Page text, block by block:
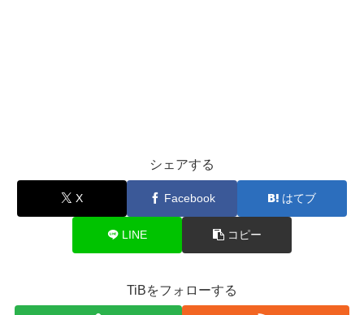
シェアする
X Facebook はてブ
LINE コピー
TiBをフォローする